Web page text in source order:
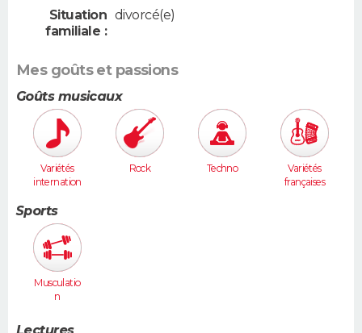
Situation
familiale :
divorcé(e)
Mes goûts et passions
Goûts musicaux
Variétés
internation
Rock Techno
Variétés
françaises
Sports
Musculatio
n